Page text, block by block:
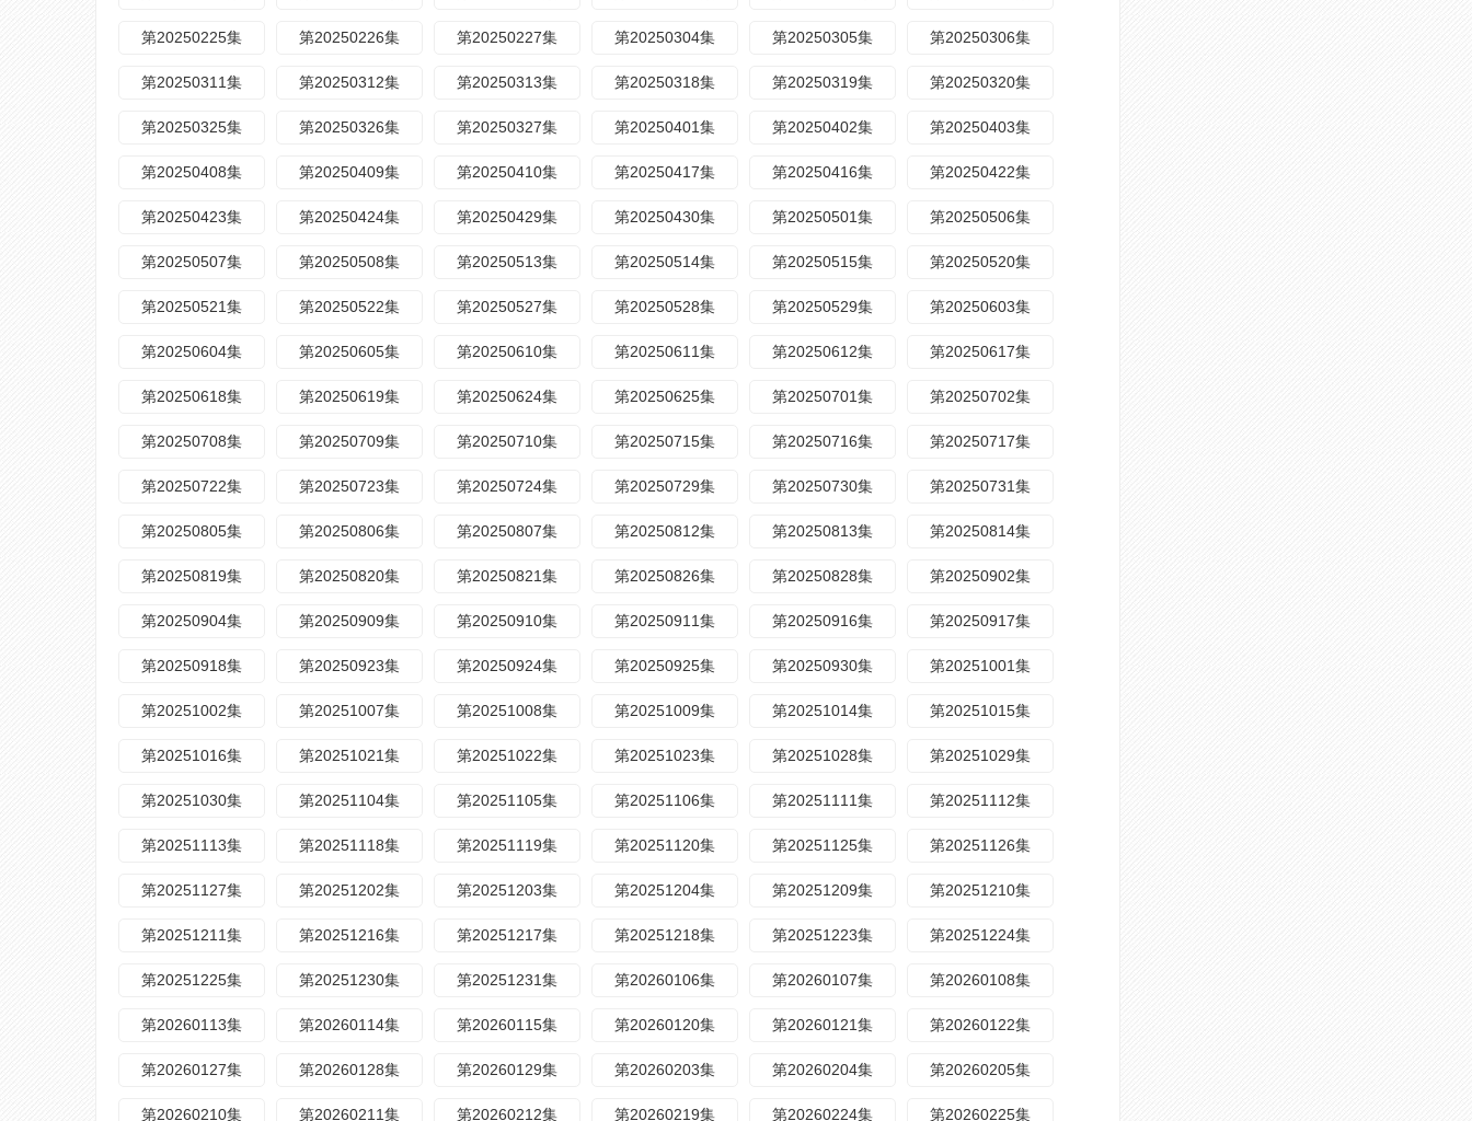
第20250225集 第20250226集 第20250227集 第20250304集 第20250305集 第20250306集
第20250311集 第20250312集 第20250313集 第20250318集 第20250319集 第20250320集
第20250325集 第20250326集 第20250327集 第20250401集 第20250402集 第20250403集
第20250408集 第20250409集 第20250410集 第20250417集 第20250416集 第20250422集
第20250423集 第20250424集 第20250429集 第20250430集 第20250501集 第20250506集
第20250507集 第20250508集 第20250513集 第20250514集 第20250515集 第20250520集
第20250521集 第20250522集 第20250527集 第20250528集 第20250529集 第20250603集
第20250604集 第20250605集 第20250610集 第20250611集 第20250612集 第20250617集
第20250618集 第20250619集 第20250624集 第20250625集 第20250701集 第20250702集
第20250708集 第20250709集 第20250710集 第20250715集 第20250716集 第20250717集
第20250722集 第20250723集 第20250724集 第20250729集 第20250730集 第20250731集
第20250805集 第20250806集 第20250807集 第20250812集 第20250813集 第20250814集
第20250819集 第20250820集 第20250821集 第20250826集 第20250828集 第20250902集
第20250904集 第20250909集 第20250910集 第20250911集 第20250916集 第20250917集
第20250918集 第20250923集 第20250924集 第20250925集 第20250930集 第20251001集
第20251002集 第20251007集 第20251008集 第20251009集 第20251014集 第20251015集
第20251016集 第20251021集 第20251022集 第20251023集 第20251028集 第20251029集
第20251030集 第20251104集 第20251105集 第20251106集 第20251111集 第20251112集
第20251113集 第20251118集 第20251119集 第20251120集 第20251125集 第20251126集
第20251127集 第20251202集 第20251203集 第20251204集 第20251209集 第20251210集
第20251211集 第20251216集 第20251217集 第20251218集 第20251223集 第20251224集
第20251225集 第20251230集 第20251231集 第20260106集 第20260107集 第20260108集
第20260113集 第20260114集 第20260115集 第20260120集 第20260121集 第20260122集
第20260127集 第20260128集 第20260129集 第20260203集 第20260204集 第20260205集
第20260210集 第20260211集 第20260212集 第20260219集 第20260224集 第20260225集